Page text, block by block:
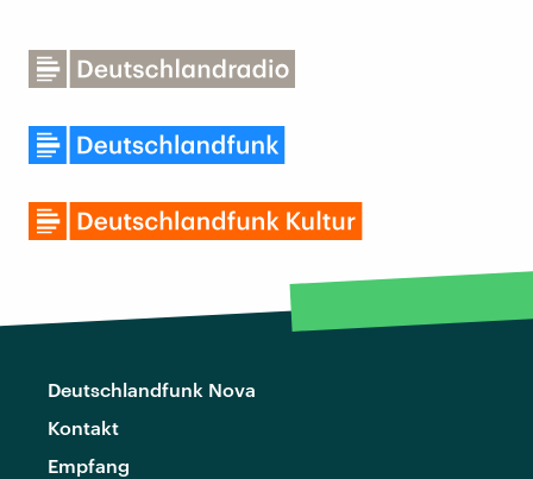
Deutschlandfunk Nova
Kontakt
Empfang